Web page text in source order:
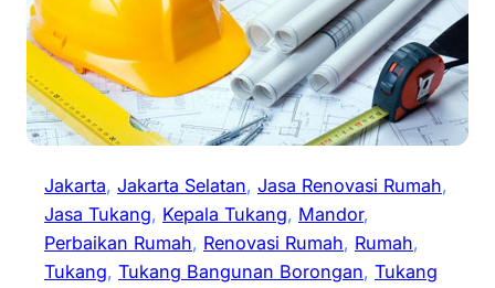
Jakarta, Jakarta Selatan, Jasa Renovasi Rumah
Jasa Tukang, Kepala Tukang, Mandor
Perbaikan Rumah, Renovasi Rumah, Rumah
Tukang, Tukang Bangunan Borongan, Tukang